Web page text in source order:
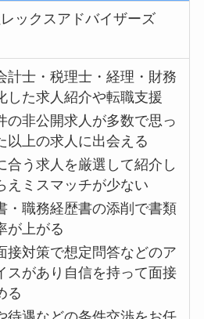
ックスアドバイザーズ
計士・税理士・経理・財務
した求人紹介や転職支援
の非公開求人が多数で思っ
以上の求人に出会える
合う求人を厳選して紹介し
えミスマッチが少ない
・職務経歴書の添削で書類
が上がる
接対策で想定問答などのア
スがあり自信を持って面接
る